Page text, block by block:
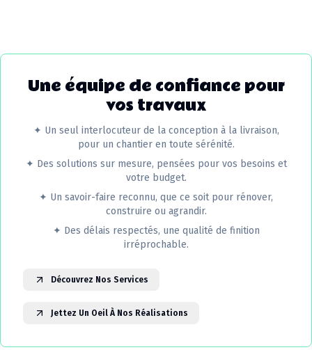
Une équipe de confiance pour
vos travaux
✦ Un seul interlocuteur de la conception à la livraison,
pour un chantier en toute sérénité.
✦ Des solutions sur mesure, pensées pour vos besoins et
votre budget.
✦ Un savoir-faire reconnu, que ce soit pour rénover,
construire ou agrandir.
✦ Des délais respectés, une qualité de finition
irréprochable.
Découvrez Nos Services
Jettez Un Oeil À Nos Réalisations